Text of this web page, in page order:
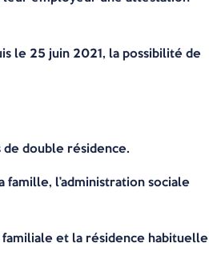
le 25 juin 2021, la possibilité de
double résidence.
famille, l’administration sociale
et la résidence habituelle